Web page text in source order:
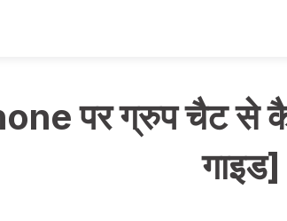
Mobitrix LockAway
iPhone पासकोड अनलॉक करें >
iCloud एक्टिवेशन अनलॉकर >
पर ग्रुप चैट से
गाइड]